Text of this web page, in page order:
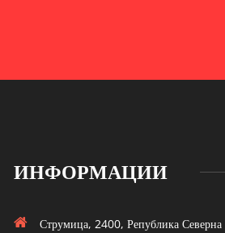
ИНФОРМАЦИИ
Струмица, 2400, Република Северна